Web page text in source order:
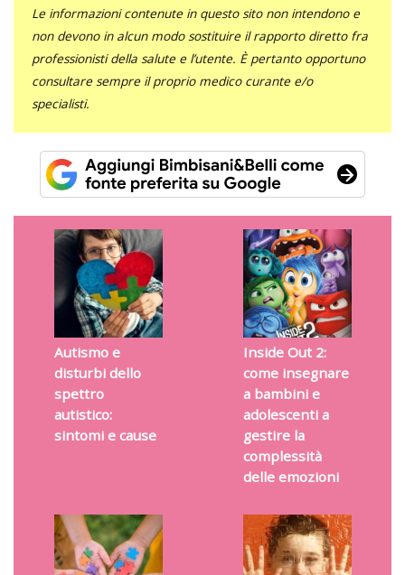
Le informazioni contenute in questo sito non intendono e
non devono in alcun modo sostituire il rapporto diretto fra
professionisti della salute e l’utente. È pertanto opportuno
consultare sempre il proprio medico curante e/o
specialisti.
Autismo e
disturbi dello
spettro
autistico:
sintomi e cause
Inside Out 2:
come insegnare
a bambini e
adolescenti a
gestire la
complessità
delle emozioni